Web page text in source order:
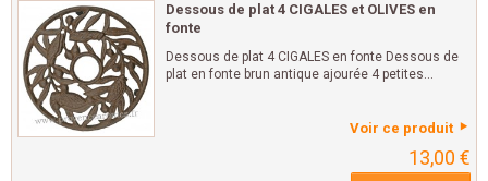
Dessous de plat 4 CIGALES et OLIVES en
fonte
Dessous de plat 4 CIGALES en fonte Dessous de
plat en fonte brun antique ajourée 4 petites...
Voir ce produit
13,00 €